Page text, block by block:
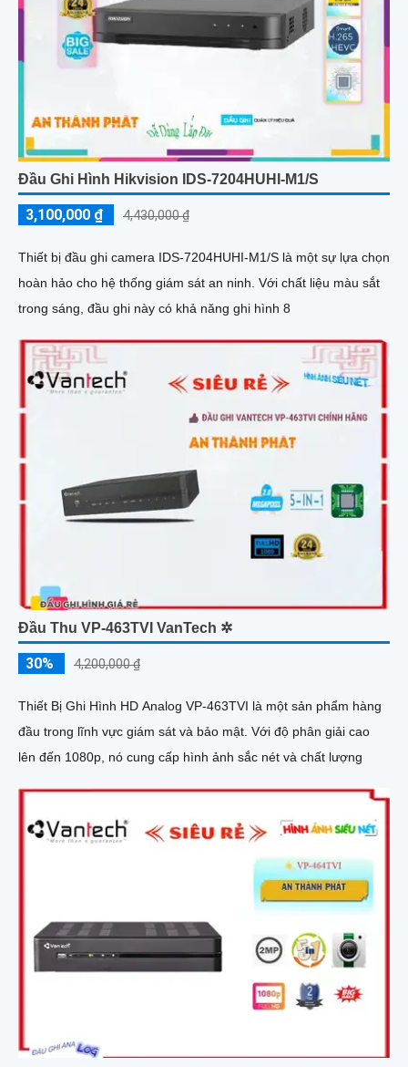
Đầu Ghi Hình Hikvision IDS-7204HUHI-M1/S
3,100,000 ₫ 4,430,000 ₫
Thiết bị đầu ghi camera IDS-7204HUHI-M1/S là một sự lựa chọn
hoàn hảo cho hệ thống giám sát an ninh. Với chất liệu màu sắt
trong sáng, đầu ghi này có khả năng ghi hình 8
Đầu Thu VP-463TVI VanTech ✲
30% 4,200,000 ₫
Thiết Bị Ghi Hình HD Analog VP-463TVI là một sản phẩm hàng
đầu trong lĩnh vực giám sát và bảo mật. Với độ phân giải cao
lên đến 1080p, nó cung cấp hình ảnh sắc nét và chất lượng